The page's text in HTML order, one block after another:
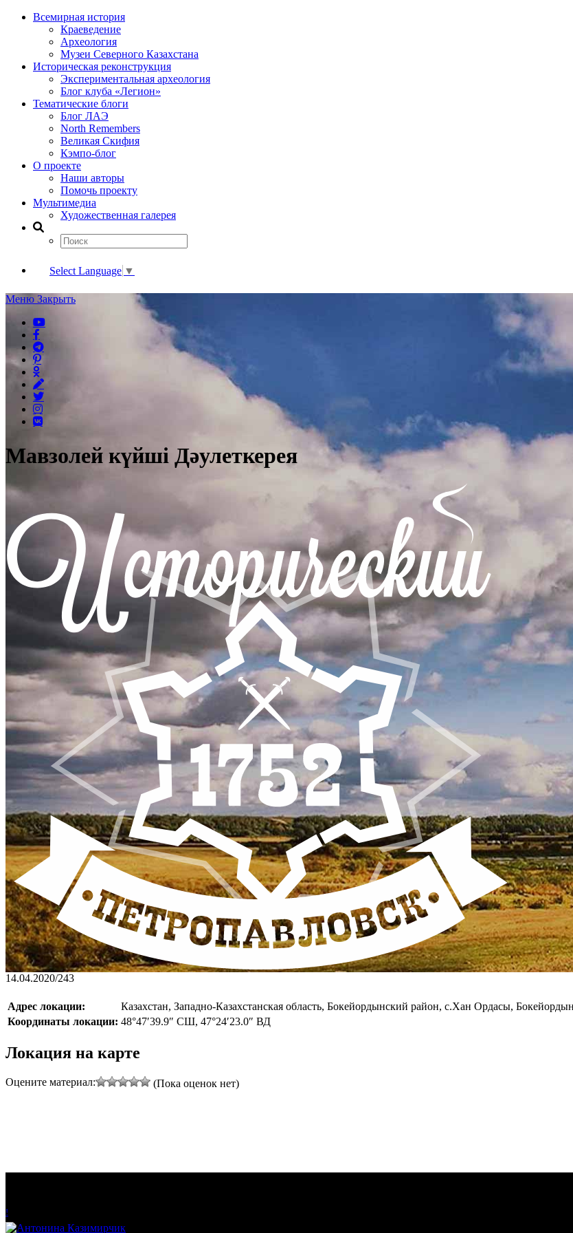
Всемирная история
Краеведение
Археология
Музеи Северного Казахстана
Историческая реконструкция
Экспериментальная археология
Блог клуба «Легион»
Тематические блоги
Блог ЛАЭ
North Remembers
Великая Скифия
Кэмпо-блог
О проекте
Наши авторы
Помочь проекту
Мультимедиа
Художественная галерея
Select Language ▼
Меню Закрыть
Мавзолей күйші Дәулеткерея
14.04.2020/243
Адрес локации:
Казахстан, Западно-Казахстанская область, Бокейордынский район, с.Хан Ордасы,
Координаты локации: 48°47′39.9″ СШ, 47°24′23.0″ ВД
Локация на карте
Оцените материал: (Пока оценок нет)
!